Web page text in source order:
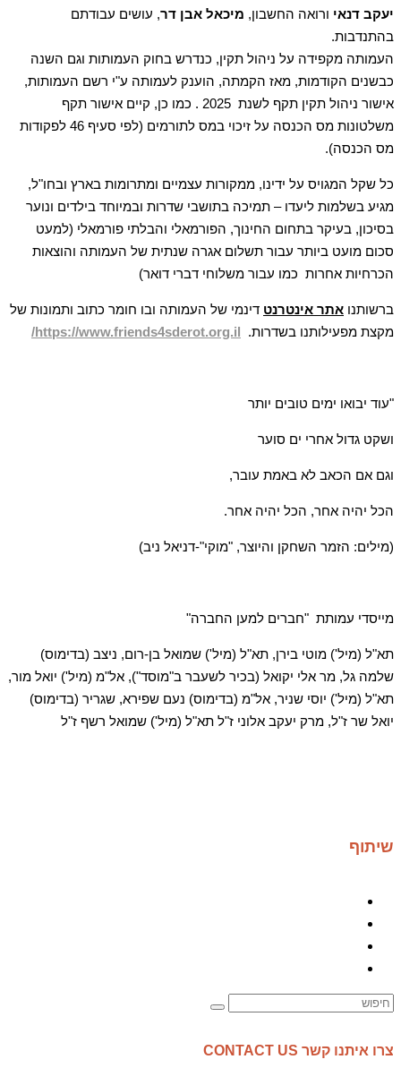
יעקב דנאי ורואה החשבון, מיכאל אבן דר, עושים עבודתם
בהתנדבות.
העמותה מקפידה על ניהול תקין, כנדרש בחוק העמותות וגם השנה
כבשנים הקודמות, מאז הקמתה, הוענק לעמותה ע"י רשם העמותות,
אישור ניהול תקין תקף לשנת 2025 . כמו כן, קיים אישור תקף
משלטונות מס הכנסה על זיכוי במס לתורמים (לפי סעיף 46 לפקודות
מס הכנסה).
כל שקל המגויס על ידינו, ממקורות עצמיים ומתרומות בארץ ובחו"ל,
מגיע בשלמות ליעדו – תמיכה בתושבי שדרות ובמיוחד בילדים ונוער
בסיכון, בעיקר בתחום החינוך, הפורמאלי והבלתי פורמאלי (למעט
סכום מועט ביותר עבור תשלום אגרה שנתית של העמותה והוצאות
הכרחיות אחרות כמו עבור משלוחי דברי דואר)
ברשותנו אתר אינטרנט דינמי של העמותה ובו חומר כתוב ותמונות של
מקצת מפעילותנו בשדרות. https://www.friends4sderot.org.il
/
"עוד יבואו ימים טובים יותר
ושקט גדול אחרי ים סוער
וגם אם הכאב לא באמת עובר,
הכל יהיה אחר, הכל יהיה אחר.
(מילים: הזמר השחקן והיוצר, "מוקי"-דניאל ניב)
מייסדי עמותת "חברים למען החברה"
תא"ל (מיל') מוטי בירן, תא"ל (מיל') שמואל בן-רום, ניצב (בדימוס)
שלמה גל, מר אלי יקואל (בכיר לשעבר ב"מוסד"), אל"מ (מיל') יואל מור,
תא"ל (מיל') יוסי שניר, אל"מ (בדימוס) נעם שפירא, שגריר (בדימוס)
יואל שר ז"ל, מרק יעקב אלוני ז"ל תא"ל (מיל') שמואל רשף ז"ל
שיתוף
צרו איתנו קשר CONTACT US